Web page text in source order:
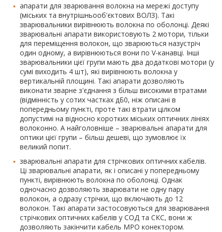
апарати для зварювання волокна на мережі доступу
(міських та внутрішньооб'єктових ВОЛЗ). Такі
зварювальники вирівнюють волокна по оболонці. Деякі
зварювальні апарати використовують 2 мотори, тільки
для переміщення волокон, що зварюються назустріч
один одному, а вирівнюються вони по V-канавці. Інші
зварювальники цієї групи мають два додаткові мотори (у
сумі виходить 4 шт), які вирівнюють волокна у
вертикальній площині. Такі апарати дозволяють
виконати зварне з'єднання з більш високими втратами
(відмінність у сотих частках дБ0, ніж описані в
попередньому пункті, проте такі втрати цілком
допустимі на відносно коротких міських оптичних лініях
волоконно. А найголовніше – зварювальні апарати для
оптики цієї групи – більш дешеві, що зумовлює їх
великий попит.
зварювальні апарати для стрічкових оптичних кабелів.
Ці зварювальні апарати, як і описані у попередньому
пункті, вирівнюють волокна по оболонці. Однак
одночасно дозволяють зварювати не одну пару
волокон, а одразу стрічки, що включають до 12
волокон. Такі апарати застосовуються для зварювання
стрічкових оптичних кабелів у СОД та СКС, вони ж
дозволяють закінчити кабель MPO конектором.